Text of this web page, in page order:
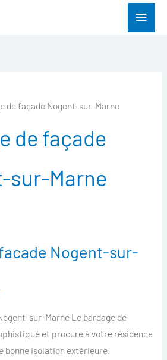
Menu
de façade Nogent-sur-Marne
de façade
sur-Marne
Nogent-sur-
sur-Marne Le bardage de
et procure à votre résidence
bonne isolation extérieure.